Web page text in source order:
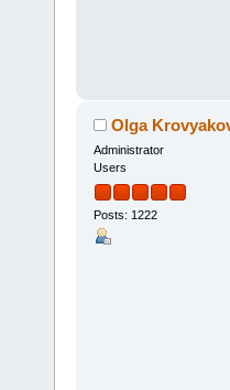
Olga
Administrator
Users
Posts: 1222